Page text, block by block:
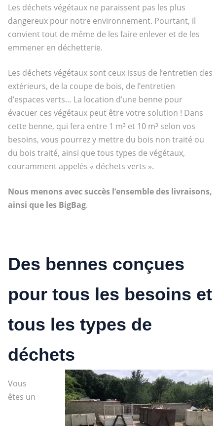
Les déchets végétaux ne paraissent pas les plus
dangereux pour notre environnement. Pourtant, il
convient tout de même de les faire enlever et de les
emmener en déchetterie.
Les déchets végétaux sont ceux issus de l’entretien des
extérieurs, de la coupe de bois, de l’entretien
d’espaces verts… La location d’une benne pour
évacuer ces végétaux peut être votre solution ! Dans
cette benne, qui fera entre 1 m³ et 10 m³ selon vos
besoins, vous pourrez y mettre du bois non traité ou
du bois traité, ainsi que tous types de végétaux,
couramment appelés « déchets verts ».
Nous menons avec succès l’ensemble des livraisons,
ainsi que les BigBag.
Des bennes conçues
pour tous les besoins et
tous les types de
déchets
Vous
êtes un